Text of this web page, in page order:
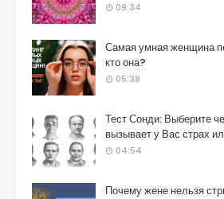
09:34
Самая умная женщина
кто она?
05:38
Тест Сонди: Выберите
вызывает у Вас страх
04:54
Почему жене нельзя